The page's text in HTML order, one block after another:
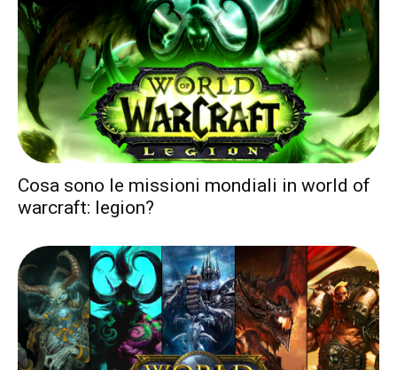
Cosa sono le missioni mondiali in world of
warcraft: legion?